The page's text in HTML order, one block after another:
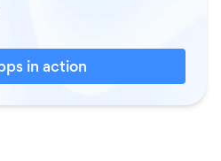
in action